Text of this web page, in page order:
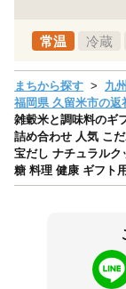
常温 冷蔵
まちから探す 九
福岡県 久留米市の返
雑穀米と調味料のギ
詰め合わせ 人気 こ
宝だし ナチュラル
糖 料理 健康 ギフト